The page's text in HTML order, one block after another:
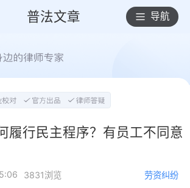
普法文章 导航
履行民主程序？有员工不同意
3831浏览 劳资纠纷